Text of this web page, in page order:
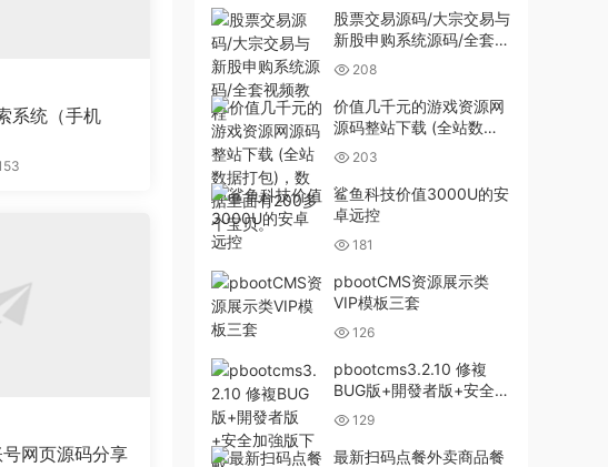
系统（手机
网页源码分享
股票交易源码/大宗交易与
新股申购系统源码/全套视
频教程
208
价值几千元的游戏资源网
源码整站下载 (全站数据
打包)，数据里面有200多
个宝贝。
203
鲨鱼科技价值3000U的安
卓远控
181
pbootCMS资源展示类
VIP模板三套
126
pbootcms3.2.10 修複
BUG版+開發者版+安全加
強版下載
129
最新扫码点餐外卖商品餐